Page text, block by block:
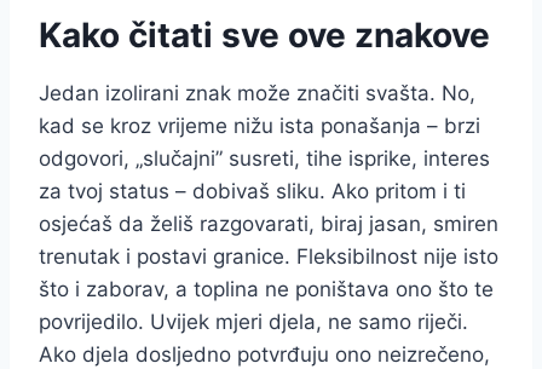
Kako čitati sve ove znakove
Jedan izolirani znak može značiti svašta. No,
kad se kroz vrijeme nižu ista ponašanja – brzi
odgovori, „slučajni” susreti, tihe isprike, interes
za tvoj status – dobivaš sliku. Ako pritom i ti
osjećaš da želiš razgovarati, biraj jasan, smiren
trenutak i postavi granice. Fleksibilnost nije isto
što i zaborav, a toplina ne poništava ono što te
povrijedilo. Uvijek mjeri djela, ne samo riječi.
Ako djela dosljedno potvrđuju ono neizrečeno,